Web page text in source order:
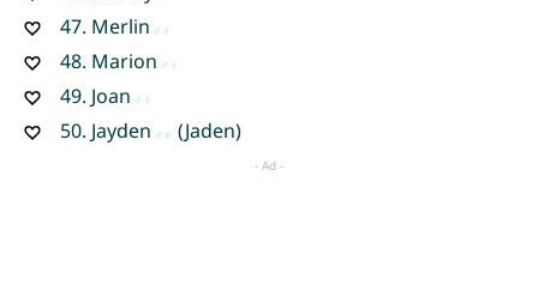
47. Merlin
48. Marion
49. Joan
50. Jayden (Jaden)